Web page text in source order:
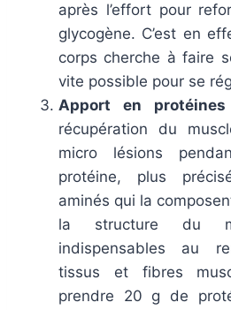
après l’effort pour
glycogène. C’est en
corps cherche à faire
vite possible pour se
Apport en protéines
récupération du
micro lésions
protéine, plus
aminés qui la
la structure du
indispensables au
tissus et fibres
prendre 20 g de